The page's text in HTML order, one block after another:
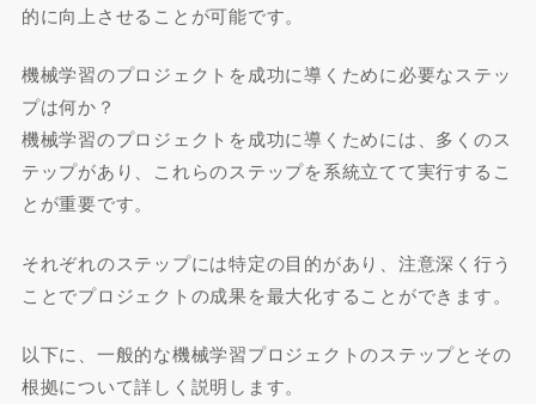
的に向上させることが可能です。
機械学習のプロジェクトを成功に導くために必要なステッ
プは何か？
機械学習のプロジェクトを成功に導くためには、多くのス
テップがあり、これらのステップを系統立てて実行するこ
とが重要です。
それぞれのステップには特定の目的があり、注意深く行う
ことでプロジェクトの成果を最大化することができます。
以下に、一般的な機械学習プロジェクトのステップとその
根拠について詳しく説明します。